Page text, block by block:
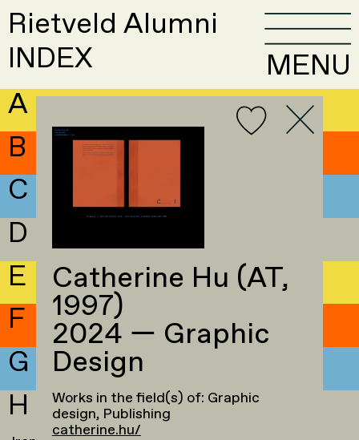
Rietveld Alumni
INDEX
MENU
A
B
C
D
E
F
G
H
Catherine Hu (AT,
1997)
2024 — Graphic
Design
Works in the field(s) of: Graphic
design, Publishing
catherine.hu/